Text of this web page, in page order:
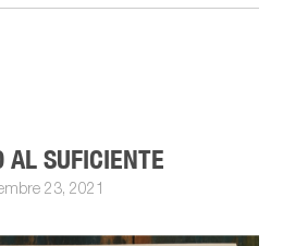
AL SUFICIENTE
23, 2021